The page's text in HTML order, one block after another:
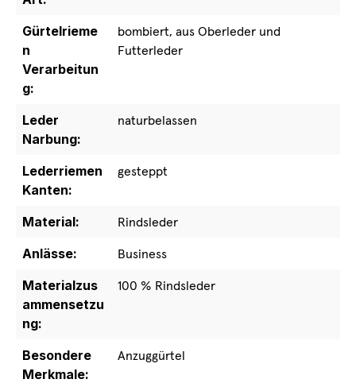
Gürtelrieme
n
Verarbeitun
g:
bombiert, aus Oberleder und
Futterleder
Leder
Narbung:
naturbelassen
Lederriemen
Kanten:
gesteppt
Material:
Rindsleder
Anlässe:
Business
Materialzus
ammensetzu
ng:
100 % Rindsleder
Besondere
Merkmale:
Anzuggürtel